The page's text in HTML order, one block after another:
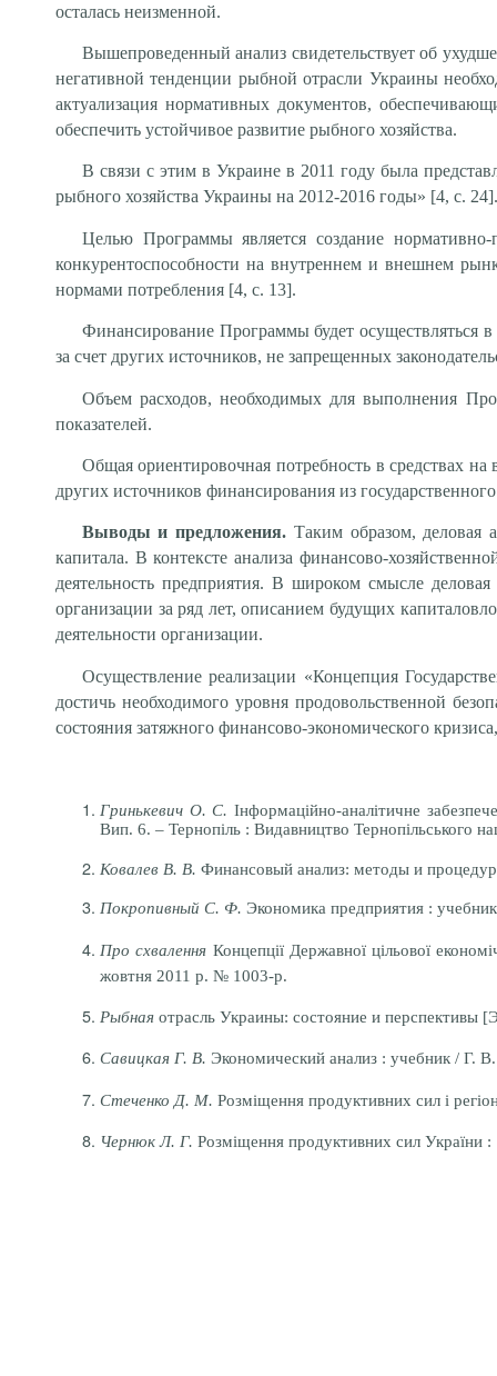
осталась неизменной.
Вышепроведенный анализ свидетельствует об
негативной тенденции рыбной отрасли Украины
актуализация нормативных документов,
обеспечить устойчивое развитие рыбного хозяйства.
В связи с этим в Украине в 2011 году была
рыбного хозяйства Украины на 2012-2016 годы» [4, с. 24].
Целью Программы является создание нормативно-
конкурентоспособности на внутреннем и внешнем
нормами потребления [4, с. 13].
Финансирование Программы будет осуществляться
за счет других источников, не запрещенных
Объем расходов, необходимых для выполнения
показателей.
Общая ориентировочная потребность в средствах
других источников финансирования из
Выводы и предложения. Таким образом, деловая
капитала. В контексте анализа финансово-
деятельность предприятия. В широком смысле деловая
организации за ряд лет, описанием будущих
деятельности организации.
Осуществление реализации «Концепция
достичь необходимого уровня продовольственной
состояния затяжного финансово-экономического
Гринькевич О. С. Інформаційно-аналітичне
Вип. 6. – Тернопіль : Видавництво Тернопільського
Ковалев В. В. Финансовый анализ: методы и
Покропивный С. Ф. Экономика предприятия :
Про схвалення Концепції Державної цільової
жовтня 2011 р. № 1003-р.
Рыбная отрасль Украины: состояние и перспективы
Савицкая Г. В. Экономический анализ : учебник / Г.
Стеченко Д. М. Розміщення продуктивних сил і
Чернюк Л. Г. Розміщення продуктивних сил України